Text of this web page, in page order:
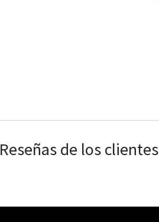
Reseñas de los clientes